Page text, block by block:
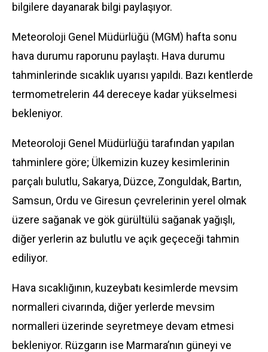
bilgilere dayanarak bilgi paylaşıyor.
Meteoroloji Genel Müdürlüğü (MGM) hafta sonu
hava durumu raporunu paylaştı. Hava durumu
tahminlerinde sıcaklık uyarısı yapıldı. Bazı kentlerde
termometrelerin 44 dereceye kadar yükselmesi
bekleniyor.
Meteoroloji Genel Müdürlüğü tarafından yapılan
tahminlere göre; Ülkemizin kuzey kesimlerinin
parçalı bulutlu, Sakarya, Düzce, Zonguldak, Bartın,
Samsun, Ordu ve Giresun çevrelerinin yerel olmak
üzere sağanak ve gök gürültülü sağanak yağışlı,
diğer yerlerin az bulutlu ve açık geçeceği tahmin
ediliyor.
Hava sıcaklığının, kuzeybatı kesimlerde mevsim
normalleri civarında, diğer yerlerde mevsim
normalleri üzerinde seyretmeye devam etmesi
bekleniyor. Rüzgarın ise Marmara’nın güneyi ve